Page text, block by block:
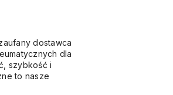
dostawca
dla
szybkość i
to nasze